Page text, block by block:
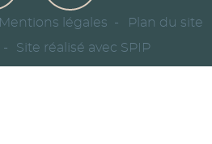
Mentions légales
Plan du site
Site réalisé avec SPIP